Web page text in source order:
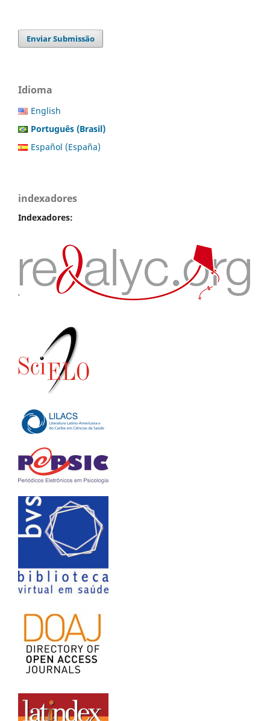
Enviar Submissão
Idioma
English
Português (Brasil)
Español (España)
indexadores
Indexadores: